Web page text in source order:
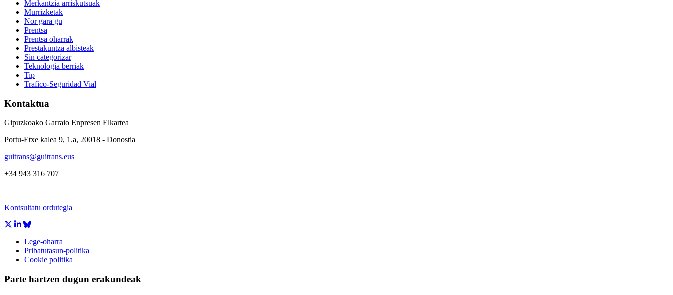
Merkantzia arriskutsuak
Murrizketak
Nor gara gu
Prentsa
Prentsa oharrak
Prestakuntza albisteak
Sin categorizar
Teknologia berriak
Tip
Trafico-Seguridad Vial
Kontaktua
Gipuzkoako Garraio Enpresen Elkartea
Portu-Etxe kalea 9, 1.a, 20018 - Donostia
guitrans@guitrans.eus
+34 943 316 707
Kontsultatu ordutegia
Lege-oharra
Pribatutasun-politika
Cookie politika
Parte hartzen dugun erakundeak